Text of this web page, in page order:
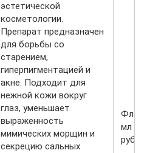
эстетической
косметологии.
Препарат предназначен
для борьбы со
старением,
гиперпигментацией и
акне. Подходит для
нежной кожи вокруг
глаз, уменьшает
выраженность
мимических морщин и
секрецию сальных
мл —
руб.